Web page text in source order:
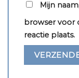
Mijn
browser voor
reactie plaats.